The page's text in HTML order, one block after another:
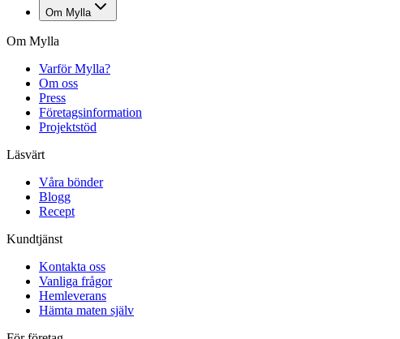
Om Mylla
Om Mylla
Varför Mylla?
Om oss
Press
Företagsinformation
Projektstöd
Läsvärt
Våra bönder
Blogg
Recept
Kundtjänst
Kontakta oss
Vanliga frågor
Hemleverans
Hämta maten själv